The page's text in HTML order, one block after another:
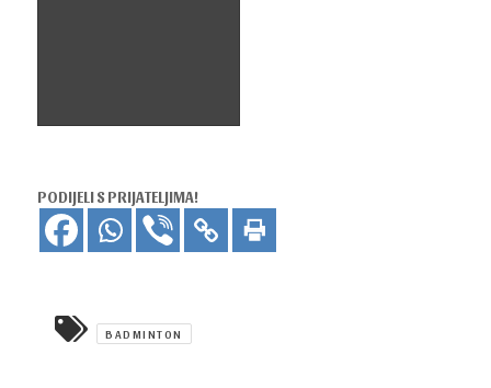
PODIJELI S PRIJATELJIMA!
BADMINTON